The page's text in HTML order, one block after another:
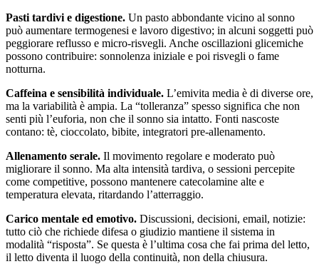
Pasti tardivi e digestione. Un pasto abbondante vicino al sonno
può aumentare termogenesi e lavoro digestivo; in alcuni soggetti può
peggiorare reflusso e micro-risvegli. Anche oscillazioni glicemiche
possono contribuire: sonnolenza iniziale e poi risvegli o fame
notturna.
Caffeina e sensibilità individuale. L’emivita media è di diverse ore,
ma la variabilità è ampia. La “tolleranza” spesso significa che non
senti più l’euforia, non che il sonno sia intatto. Fonti nascoste
contano: tè, cioccolato, bibite, integratori pre-allenamento.
Allenamento serale. Il movimento regolare e moderato può
migliorare il sonno. Ma alta intensità tardiva, o sessioni percepite
come competitive, possono mantenere catecolamine alte e
temperatura elevata, ritardando l’atterraggio.
Carico mentale ed emotivo. Discussioni, decisioni, email, notizie:
tutto ciò che richiede difesa o giudizio mantiene il sistema in
modalità “risposta”. Se questa è l’ultima cosa che fai prima del letto,
il letto diventa il luogo della continuità, non della chiusura.